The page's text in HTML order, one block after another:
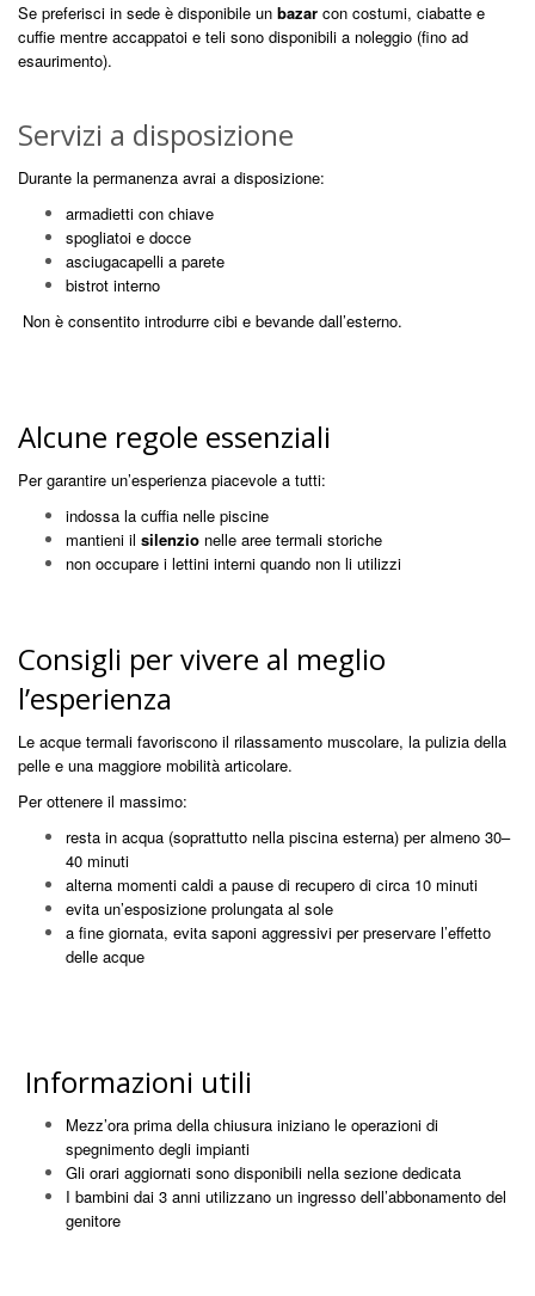
Se preferisci in sede è disponibile un bazar con costumi, ciabatte e
cuffie mentre accappatoi e teli sono disponibili a noleggio (fino ad
esaurimento).
Servizi a disposizione
Durante la permanenza avrai a disposizione:
armadietti con chiave
spogliatoi e docce
asciugacapelli a parete
bistrot interno
Non è consentito introdurre cibi e bevande dall’esterno.
Alcune regole essenziali
Per garantire un’esperienza piacevole a tutti:
indossa la cuffia nelle piscine
mantieni il silenzio nelle aree termali storiche
non occupare i lettini interni quando non li utilizzi
Consigli per vivere al meglio
l’esperienza
Le acque termali favoriscono il rilassamento muscolare, la pulizia della
pelle e una maggiore mobilità articolare.
Per ottenere il massimo:
resta in acqua (soprattutto nella piscina esterna) per almeno 30–
40 minuti
alterna momenti caldi a pause di recupero di circa 10 minuti
evita un’esposizione prolungata al sole
a fine giornata, evita saponi aggressivi per preservare l’effetto
delle acque
Informazioni utili
Mezz’ora prima della chiusura iniziano le operazioni di
spegnimento degli impianti
Gli orari aggiornati sono disponibili nella sezione dedicata
I bambini dai 3 anni utilizzano un ingresso dell’abbonamento del
genitore